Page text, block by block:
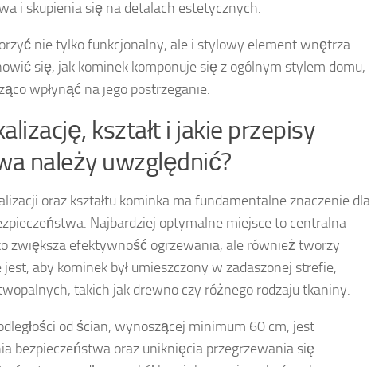
i skupienia się na detalach estetycznych.
nie tylko funkcjonalny, ale i stylowy element wnętrza.
się, jak kominek komponuje się z ogólnym stylem domu,
wpłynąć na jego postrzeganie.
kształt i jakie przepisy
należy uwzględnić?
oraz kształtu kominka ma fundamentalne znaczenie dla
Najbardziej optymalne miejsce to centralna
zwiększa efektywność ogrzewania, ale również tworzy
aby kominek był umieszczony w zadaszonej strefie,
takich jak drewno czy różnego rodzaju tkaniny.
od ścian, wynoszącej minimum 60 cm, jest
bezpieczeństwa oraz uniknięcia przegrzewania się